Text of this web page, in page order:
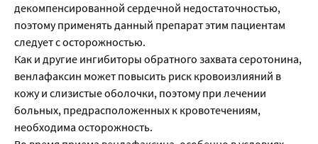
декомпенсированной сердечной недостаточностью,
поэтому применять данный препарат этим пациентам
следует с осторожностью.
Как и другие ингибиторы обратного захвата серотонина,
венлафаксин может повысить риск кровоизлияний в
кожу и слизистые оболочки, поэтому при лечении
больных, предрасположенных к кровотечениям,
необходима осторожность.